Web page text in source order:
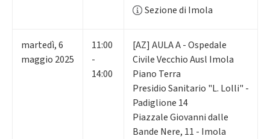
Sezione di Imola
martedì,6
maggio 2025
11:00
-
14:00
[AZ] AULA A - Ospedale
Civile Vecchio Ausl Imola
Piano Terra
Presidio Sanitario "L. Lolli" -
Padiglione 14
Piazzale Giovanni dalle
Bande Nere, 11 - Imola